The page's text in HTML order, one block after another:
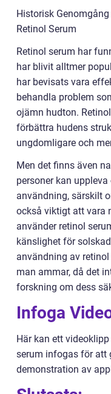
Historisk
Retinol Serum
Retinol serum har
har blivit alltmer
har bevisats vara
behandla problem
ojämn hudton.
förbättra hudens
ungdomligare och
Men det finns även
personer kan
användning, särskilt
också viktigt att vara
använder retinol
känslighet för
användning av
man ammar, då det
forskning om dess
Infoga
Här kan ett
serum infogas för att
demonstration av